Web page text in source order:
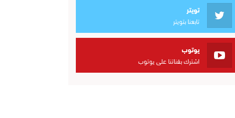
تويتر
تابعنا بتويتر
يوتوب
اشترك بقناتنا على يوتوب